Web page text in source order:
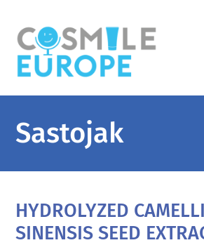
Sastojak
HYDROLYZED
SINENSIS SEED